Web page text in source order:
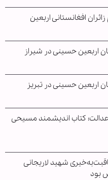
افغانستانی اربعین
اربعین حسینی در شیراز
اربعین حسینی در تبریز
کتاب اندیشمند مسیحی
شهید لاریجانی
بود